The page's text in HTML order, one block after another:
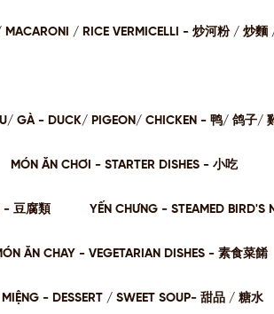
MACARONI / RICE VERMICELLI - 炒河粉 / 炒
GÀ - DUCK/ PIGEON/ CHICKEN - 鸭/ 鸽子/
MÓN ĂN CHƠI - STARTER DISHES - 小吃
- 豆腐類 YẾN CHƯNG - STEAMED BIRD'S
ĂN CHAY - VEGETARIAN DISHES - 素⻝菜餚
- DESSERT / SWEET SOUP- 甜品 / 糖⽔